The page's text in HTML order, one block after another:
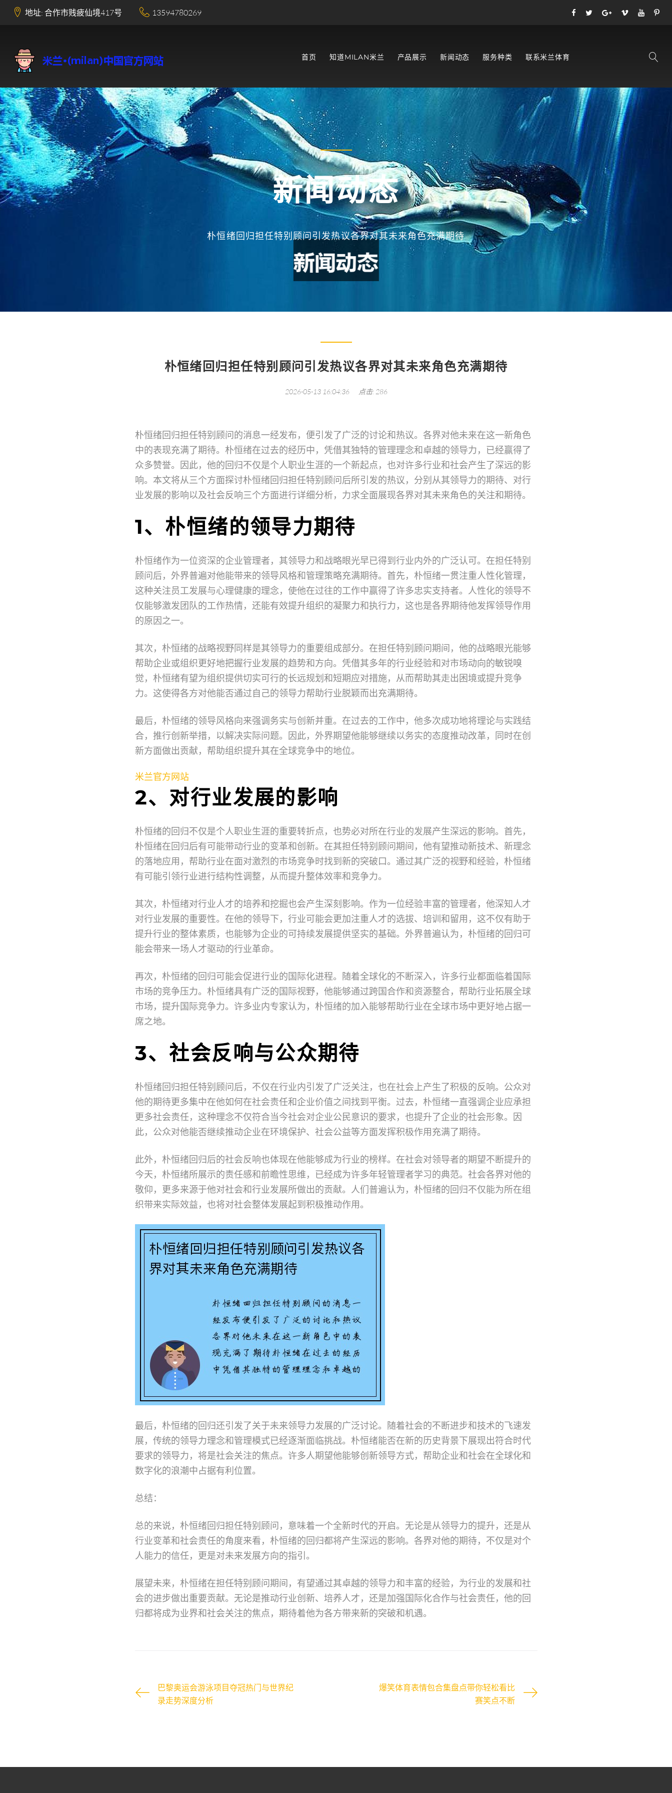
地址: 合作市贱疲仙境417号 13594780269
首页 知道MILAN米兰 产品展示 新闻动态 服务种类 联系米兰体育
新闻动态
朴恒绪回归担任特别顾问引发热议各界对其未来角色充满期待
朴恒绪回归担任特别顾问引发热议各界对其未来角色充满期待
2026-05-13 16:04:36 点击: 286
朴恒绪回归担任特别顾问的消息一经发布，便引发了广泛的讨论和热议。各界对他未来在这一新角色
中的表现充满了期待。朴恒绪在过去的经历中，凭借其独特的管理理念和卓越的领导力，已经赢得了
众多赞誉。因此，他的回归不仅是个人职业生涯的一个新起点，也对许多行业和社会产生了深远的影
响。本文将从三个方面探讨朴恒绪回归担任特别顾问后所引发的热议，分别从其领导力的期待、对行
业发展的影响以及社会反响三个方面进行详细分析，力求全面展现各界对其未来角色的关注和期待。
1、朴恒绪的领导力期待
朴恒绪作为一位资深的企业管理者，其领导力和战略眼光早已得到行业内外的广泛认可。在担任特别
顾问后，外界普遍对他能带来的领导风格和管理策略充满期待。首先，朴恒绪一贯注重人性化管理，
这种关注员工发展与心理健康的理念，使他在过往的工作中赢得了许多忠实支持者。人性化的领导不
仅能够激发团队的工作热情，还能有效提升组织的凝聚力和执行力，这也是各界期待他发挥领导作用
的原因之一。
其次，朴恒绪的战略视野同样是其领导力的重要组成部分。在担任特别顾问期间，他的战略眼光能够
帮助企业或组织更好地把握行业发展的趋势和方向。凭借其多年的行业经验和对市场动向的敏锐嗅
觉，朴恒绪有望为组织提供切实可行的长远规划和短期应对措施，从而帮助其走出困境或提升竞争
力。这使得各方对他能否通过自己的领导力帮助行业脱颖而出充满期待。
最后，朴恒绪的领导风格向来强调务实与创新并重。在过去的工作中，他多次成功地将理论与实践结
合，推行创新举措，以解决实际问题。因此，外界期望他能够继续以务实的态度推动改革，同时在创
新方面做出贡献，帮助组织提升其在全球竞争中的地位。
米兰官方网站
2、对行业发展的影响
朴恒绪的回归不仅是个人职业生涯的重要转折点，也势必对所在行业的发展产生深远的影响。首先，
朴恒绪在回归后有可能带动行业的变革和创新。在其担任特别顾问期间，他有望推动新技术、新理念
的落地应用，帮助行业在面对激烈的市场竞争时找到新的突破口。通过其广泛的视野和经验，朴恒绪
有可能引领行业进行结构性调整，从而提升整体效率和竞争力。
其次，朴恒绪对行业人才的培养和挖掘也会产生深刻影响。作为一位经验丰富的管理者，他深知人才
对行业发展的重要性。在他的领导下，行业可能会更加注重人才的选拔、培训和留用，这不仅有助于
提升行业的整体素质，也能够为企业的可持续发展提供坚实的基础。外界普遍认为，朴恒绪的回归可
能会带来一场人才驱动的行业革命。
再次，朴恒绪的回归可能会促进行业的国际化进程。随着全球化的不断深入，许多行业都面临着国际
市场的竞争压力。朴恒绪具有广泛的国际视野，他能够通过跨国合作和资源整合，帮助行业拓展全球
市场，提升国际竞争力。许多业内专家认为，朴恒绪的加入能够帮助行业在全球市场中更好地占据一
席之地。
3、社会反响与公众期待
朴恒绪回归担任特别顾问后，不仅在行业内引发了广泛关注，也在社会上产生了积极的反响。公众对
他的期待更多集中在他如何在社会责任和企业价值之间找到平衡。过去，朴恒绪一直强调企业应承担
更多社会责任，这种理念不仅符合当今社会对企业公民意识的要求，也提升了企业的社会形象。因
此，公众对他能否继续推动企业在环境保护、社会公益等方面发挥积极作用充满了期待。
此外，朴恒绪回归后的社会反响也体现在他能够成为行业的榜样。在社会对领导者的期望不断提升的
今天，朴恒绪所展示的责任感和前瞻性思维，已经成为许多年轻管理者学习的典范。社会各界对他的
敬仰，更多来源于他对社会和行业发展所做出的贡献。人们普遍认为，朴恒绪的回归不仅能为所在组
织带来实际效益，也将对社会整体发展起到积极推动作用。
最后，朴恒绪的回归还引发了关于未来领导力发展的广泛讨论。随着社会的不断进步和技术的飞速发
展，传统的领导力理念和管理模式已经逐渐面临挑战。朴恒绪能否在新的历史背景下展现出符合时代
要求的领导力，将是社会关注的焦点。许多人期望他能够创新领导方式，帮助企业和社会在全球化和
数字化的浪潮中占据有利位置。
总结：
总的来说，朴恒绪回归担任特别顾问，意味着一个全新时代的开启。无论是从领导力的提升，还是从
行业变革和社会责任的角度来看，朴恒绪的回归都将产生深远的影响。各界对他的期待，不仅是对个
人能力的信任，更是对未来发展方向的指引。
展望未来，朴恒绪在担任特别顾问期间，有望通过其卓越的领导力和丰富的经验，为行业的发展和社
会的进步做出重要贡献。无论是推动行业创新、培养人才，还是加强国际化合作与社会责任，他的回
归都将成为业界和社会关注的焦点，期待着他为各方带来新的突破和机遇。
巴黎奥运会游泳项目夺冠热门与世界纪
录走势深度分析
爆笑体育表情包合集盘点带你轻松看比
赛笑点不断